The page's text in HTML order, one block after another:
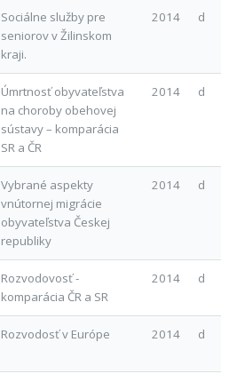
Sociálne služby pre
seniorov v Žilinskom
kraji.
2014 d
Úmrtnosť obyvateľstva
na choroby obehovej
sústavy – komparácia
SR a ČR
2014 d
Vybrané aspekty
vnútornej migrácie
obyvateľstva Českej
republiky
2014 d
Rozvodovosť -
komparácia ČR a SR
2014 d
Rozvodosť v Európe 2014 d